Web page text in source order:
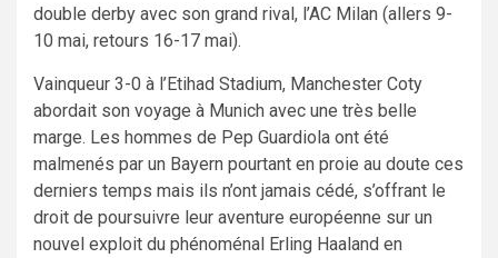
double derby avec son grand rival, l’AC Milan (allers 9-
10 mai, retours 16-17 mai).
Vainqueur 3-0 à l’Etihad Stadium, Manchester Coty
abordait son voyage à Munich avec une très belle
marge. Les hommes de Pep Guardiola ont été
malmenés par un Bayern pourtant en proie au doute ces
derniers temps mais ils n’ont jamais cédé, s’offrant le
droit de poursuivre leur aventure européenne sur un
nouvel exploit du phénoménal Erling Haaland en